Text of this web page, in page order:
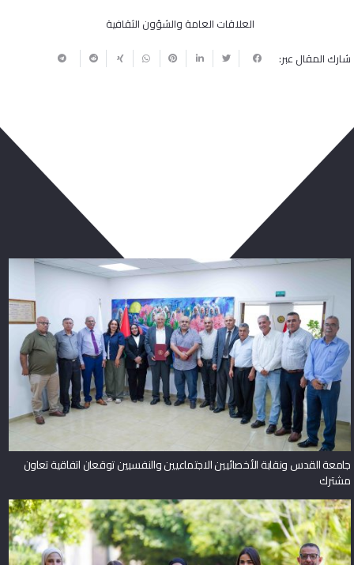
العلاقات العامة والشؤون الثقافية
شارك المقال عبر:
جامعة القدس ونقابة الأخصائيين الاجتماعيين والنفسيين توقعان اتفاقية تعاون
مشترك